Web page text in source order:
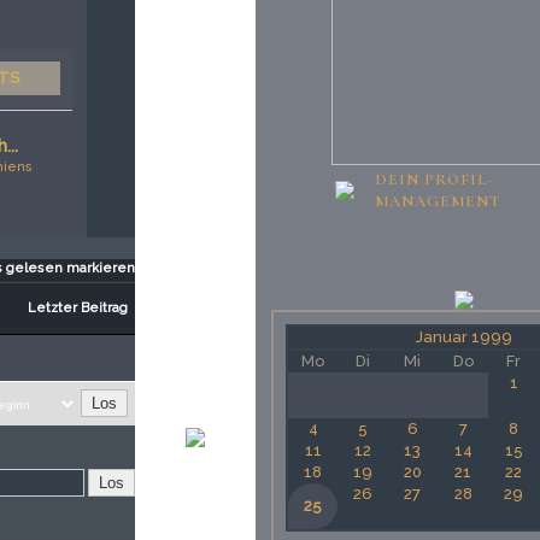
gelesen markieren
Letzter Beitrag
DEIN PROFIL-
MANAGEMENT
Januar 1999
Mo
Di Mi Do
Fr
1
4 5 6 7
8
11
12 13 14
15
18
19 20 21
22
25
26 27 28 29